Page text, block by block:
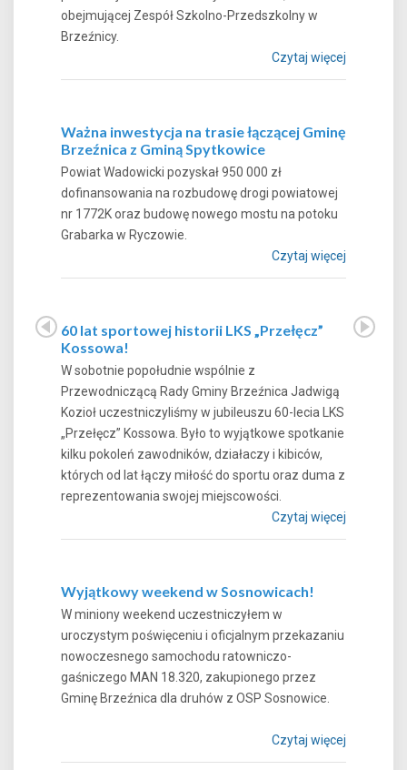
obejmującej Zespół Szkolno-Przedszkolny w
Brzeźnicy.
Czytaj więcej
Ważna inwestycja na trasie łączącej Gminę
Brzeźnica z Gminą Spytkowice
Powiat Wadowicki pozyskał 950 000 zł
dofinansowania na rozbudowę drogi powiatowej
nr 1772K oraz budowę nowego mostu na potoku
Grabarka w Ryczowie.
Czytaj więcej
60 lat sportowej historii LKS „Przełęcz”
Kossowa!
W sobotnie popołudnie wspólnie z
Przewodniczącą Rady Gminy Brzeźnica Jadwigą
Kozioł uczestniczyliśmy w jubileuszu 60-lecia LKS
„Przełęcz” Kossowa. Było to wyjątkowe spotkanie
kilku pokoleń zawodników, działaczy i kibiców,
których od lat łączy miłość do sportu oraz duma z
reprezentowania swojej miejscowości.
Czytaj więcej
Wyjątkowy weekend w Sosnowicach!
W miniony weekend uczestniczyłem w
uroczystym poświęceniu i oficjalnym przekazaniu
nowoczesnego samochodu ratowniczo-
gaśniczego MAN 18.320, zakupionego przez
Gminę Brzeźnica dla druhów z OSP Sosnowice.
Czytaj więcej